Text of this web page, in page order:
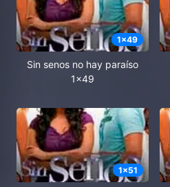
1x49
Sin senos no hay paraíso
1x49
1x51